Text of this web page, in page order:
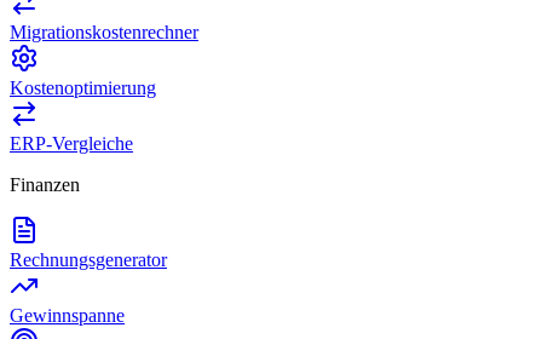
Migrationskostenrechner
Kostenoptimierung
ERP-Vergleiche
Finanzen
Rechnungsgenerator
Gewinnspanne